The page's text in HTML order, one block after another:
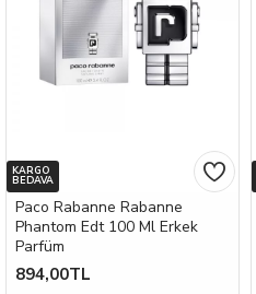
KARGO
BEDAVA
Paco Rabanne Rabanne
Phantom Edt 100 Ml Erkek
Parfüm
894,00TL